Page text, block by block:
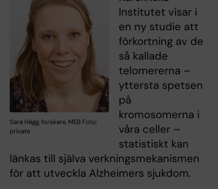
Sara Hägg, forskare, MEB Foto:
private
Institutet visar i
en ny studie att
förkortning av de
så kallade
telomererna –
yttersta spetsen
på
kromosomerna i
våra celler –
statistiskt kan
länkas till själva verkningsmekanismen
för att utveckla Alzheimers sjukdom.